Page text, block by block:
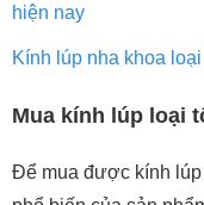
hiện nay
Kính lúp nha khoa
Mua kính lúp loại
Để mua được kính